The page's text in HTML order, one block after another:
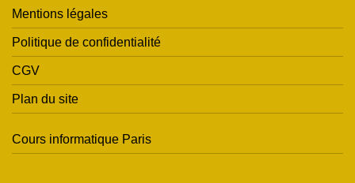
Mentions légales
Politique de confidentialité
CGV
Plan du site
Cours informatique Paris